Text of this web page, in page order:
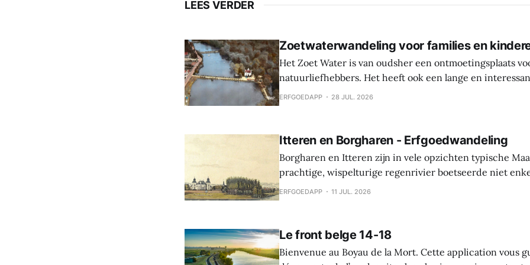
LEES VERDER
Zoetwaterwandeling voor families en
Het Zoet Water is van oudsher een ontmoetingsplaats
natuurliefhebbers. Het heeft ook een lange en
Hier werden sporen gevonden van bewoning en
ERFGOEDAPP 28 JUL. 2026
Itteren en Borgharen - Erfgoedwandeling
Borgharen en Itteren zijn in vele opzichten typische
prachtige, wispelturige regenrivier boetseerde niet
landschap, maar gaf ook mee vorm aan de levens van de
ERFGOEDAPP 11 JUL. 2026
Le front belge 14-18
Bienvenue au Boyau de la Mort. Cette application vous